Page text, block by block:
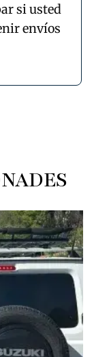
si usted
envíos